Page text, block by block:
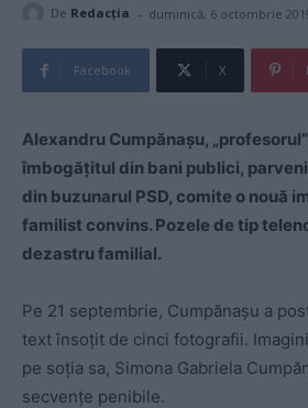
De Redacţia - duminică, 6 octombrie
Facebook X
Alexandru Cumpănașu,
îmbogățitul din bani publici,
din buzunarul PSD, comite o nouă
familist convins. Pozele de tip
dezastru familial.
Pe 21 septembrie, Cumpănașu a
text însoțit de cinci fotografii.
pe soția sa, Simona Gabriela
secvențe penibile.